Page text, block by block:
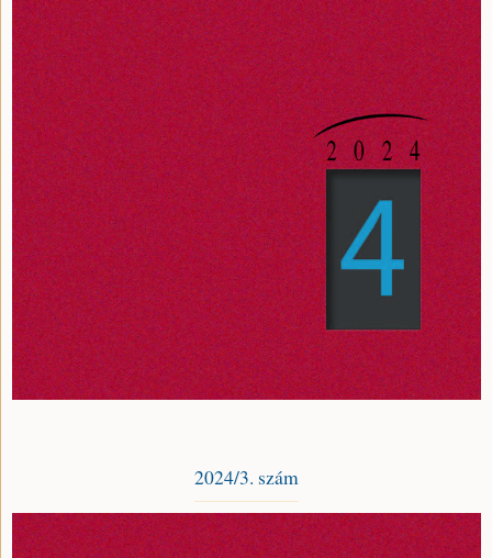
2024/3. szám